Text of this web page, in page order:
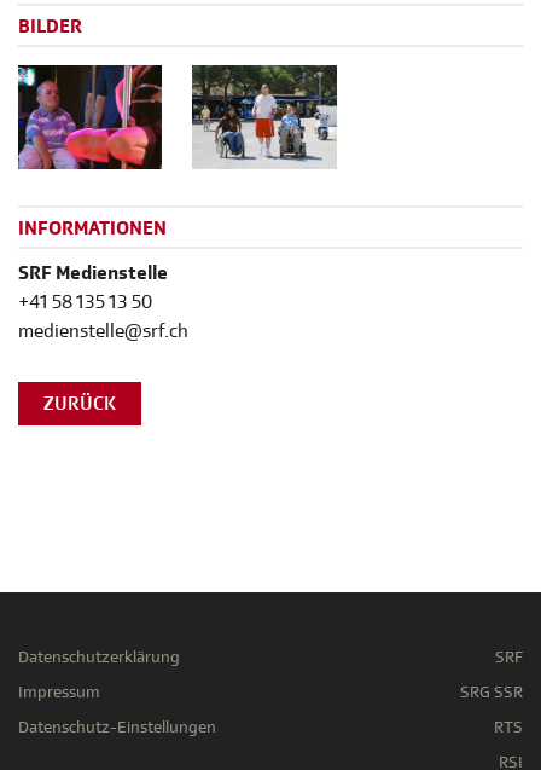
BILDER
INFORMATIONEN
SRF Medienstelle
+41 58 135 13 50
medienstelle@srf.ch
ZURÜCK
Datenschutzerklärung
Impressum
Datenschutz-Einstellungen
SRF
SRG SSR
RTS
RSI